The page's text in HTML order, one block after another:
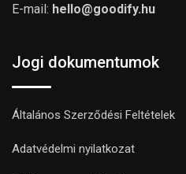
E-mail: hello@goodify.hu
Jogi dokumentumok
Általános Szerződési Feltételek
Adatvédelmi nyilatkozat